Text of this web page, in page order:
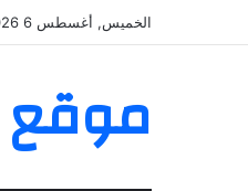
الخميس, أغسطس 6 2026